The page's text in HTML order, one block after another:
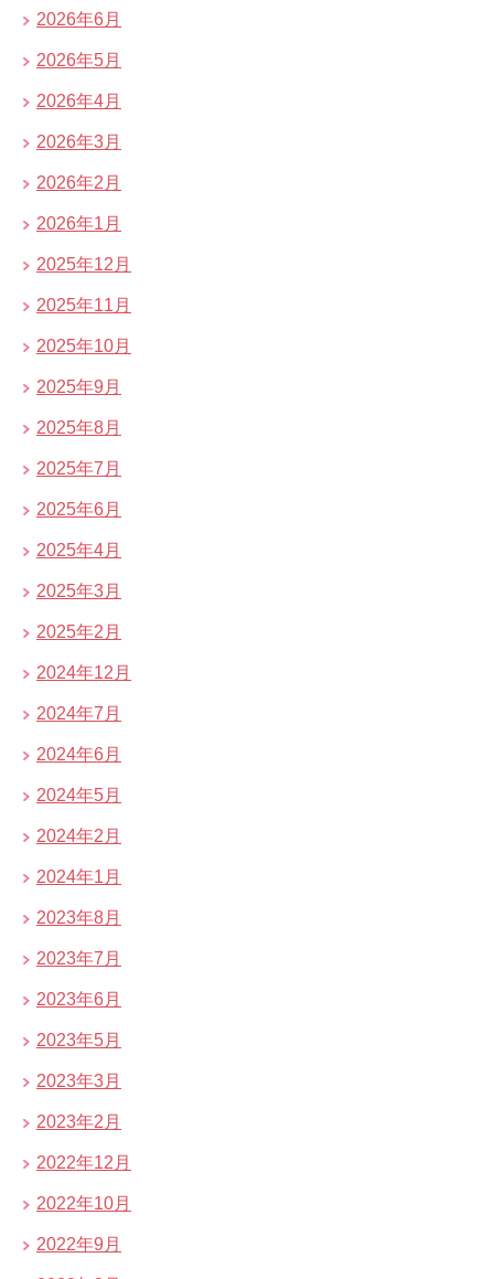
2026年6月
2026年5月
2026年4月
2026年3月
2026年2月
2026年1月
2025年12月
2025年11月
2025年10月
2025年9月
2025年8月
2025年7月
2025年6月
2025年4月
2025年3月
2025年2月
2024年12月
2024年7月
2024年6月
2024年5月
2024年2月
2024年1月
2023年8月
2023年7月
2023年6月
2023年5月
2023年3月
2023年2月
2022年12月
2022年10月
2022年9月